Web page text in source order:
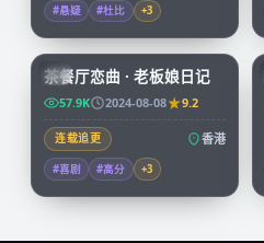
#悬疑 #杜比 +3
HK
茶餐厅恋曲 · 老板娘日记
57.9K 2024-08-08 9.2
连载追更 香港
#喜剧 #高分 +3